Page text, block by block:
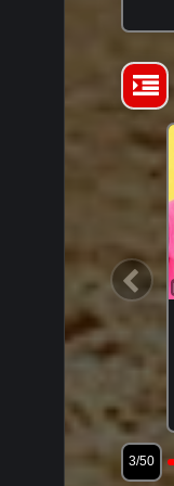
самых
видео:
3/50